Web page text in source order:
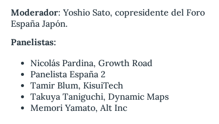
Moderador: Yoshio Sato, copresidente del Foro
España Japón.
Panelistas:
Nicolás Pardina, Growth Road
Panelista España 2
Tamir Blum, KisuiTech
Takuya Taniguchi, Dynamic Maps
Memori Yamato, Alt Inc